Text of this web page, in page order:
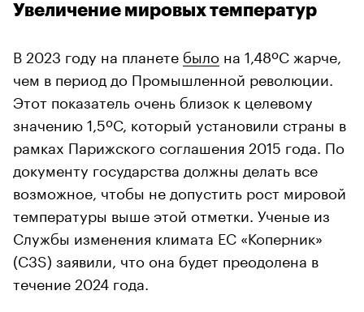
Увеличение мировых температур
В 2023 году на планете было на 1,48ºC жарче,
чем в период до Промышленной революции.
Этот показатель очень близок к целевому
значению 1,5ºC, который установили страны в
рамках Парижского соглашения 2015 года. По
документу государства должны делать все
возможное, чтобы не допустить рост мировой
температуры выше этой отметки. Ученые из
Службы изменения климата ЕС «Коперник»
(C3S) заявили, что она будет преодолена в
течение 2024 года.